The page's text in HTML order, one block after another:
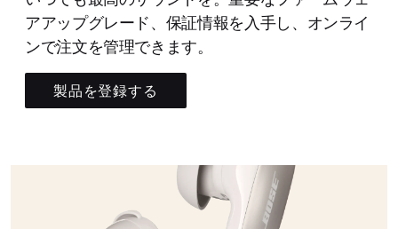
アアップグレード、保証情報を入手し、オンライ
ンで注文を管理できます。
製品を登録する